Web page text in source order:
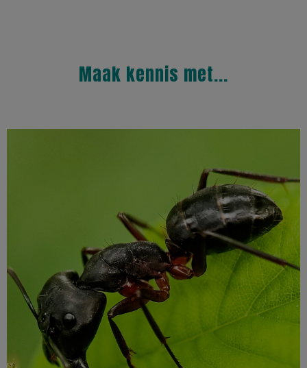
Maak kennis met...
Een glanzende houtmier is, zoals de naam al doet vermoeden, een
zwarte, glimmende mier. Deze mier kan tussen de 3,5 mm en 5
mm groot worden. De glanzende houtmier valt ook op door de
citroenachtige geur die ze verspreidt, waarmee ze andere
miersoorten kunnen verdrijven.
Meer informatie